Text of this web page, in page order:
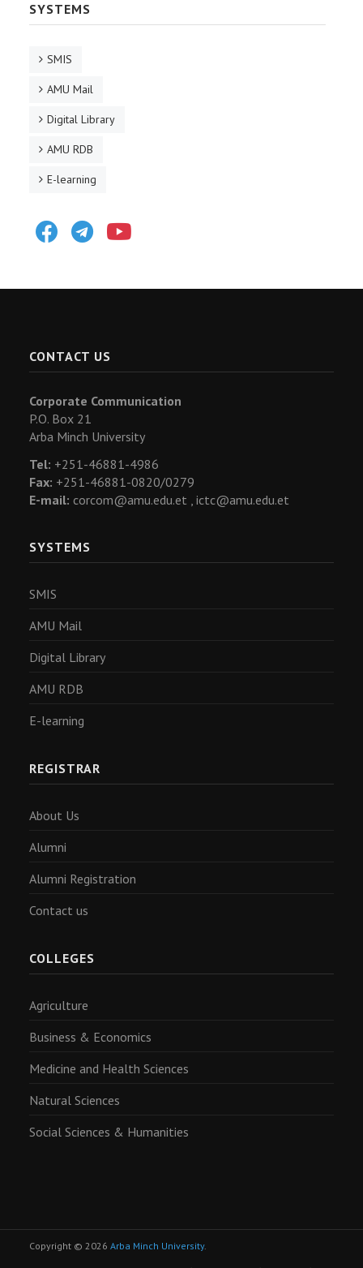
SYSTEMS
SMIS
AMU Mail
Digital Library
AMU RDB
E-learning
FacebookTelegram
CONTACT US
Corporate Communication
P.O. Box 21
Arba Minch University
Tel: +251-46881-4986
Fax: +251-46881-0820/0279
E-mail: corcom@amu.edu.et , ictc@amu.edu.et
SYSTEMS
SMIS
AMU Mail
Digital Library
AMU RDB
E-learning
REGISTRAR
About Us
Alumni
Alumni Registration
Contact us
COLLEGES
Agriculture
Business & Economics
Medicine and Health Sciences
Natural Sciences
Social Sciences & Humanities
Copyright © 2026 Arba Minch University.